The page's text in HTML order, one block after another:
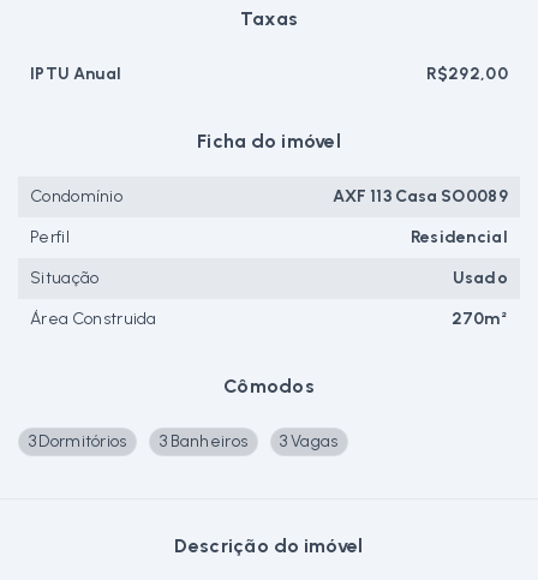
Cômodos
3 Dormitórios 3 Banheiros 3 Vagas
Descrição do imóvel
Taxas
IPTU Anual R$292,00
Ficha do imóvel
Condomínio
AXF 113 Casa SO0089
Perfil
Residencial
Situação
Usado
Área Construida
270m²